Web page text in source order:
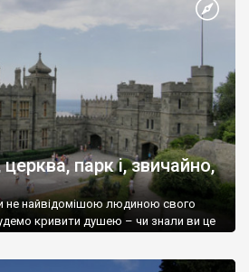
парк і, звичайно,
не найвідомішою людиною свого
кривити душею – чи знали ви це